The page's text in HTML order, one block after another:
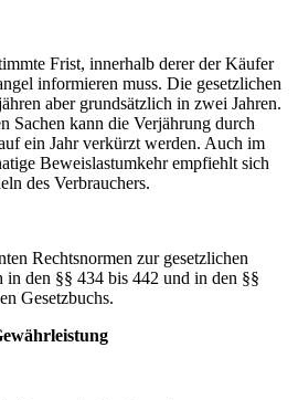
Frist, innerhalb derer der Käufer
informieren muss. Die gesetzlichen
aber grundsätzlich in zwei Jahren.
Sachen kann die Verjährung durch
ein Jahr verkürzt werden. Auch im
Beweislastumkehr empfiehlt sich
des Verbrauchers.
Rechtsnormen zur gesetzlichen
den §§ 434 bis 442 und in den §§
Gesetzbuchs.